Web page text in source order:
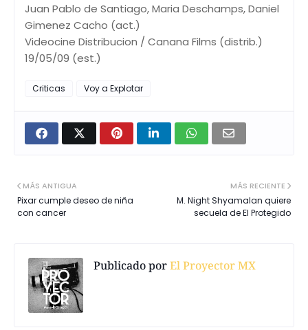
Juan Pablo de Santiago, Maria Deschamps, Daniel
Gimenez Cacho (act.)
Videocine Distribucion / Canana Films (distrib.)
19/05/09 (est.)
Criticas Voy a Explotar
MÁS RECIENTE
M. Night Shyamalan quiere
secuela de El Protegido
MÁS ANTIGUA
Pixar cumple deseo de niña
con cancer
Publicado porEl Proyector MX